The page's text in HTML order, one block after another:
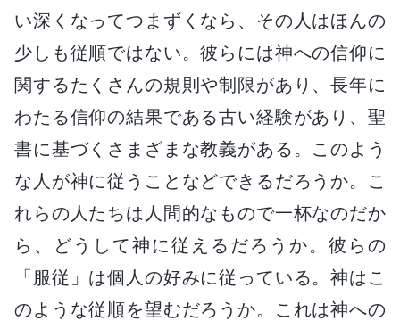
い深くなってつまずくなら、その人はほんの
少しも従順ではない。彼らには神への信仰に
関するたくさんの規則や制限があり、長年に
わたる信仰の結果である古い経験があり、聖
書に基づくさまざまな教義がある。このよう
な人が神に従うことなどできるだろうか。こ
れらの人たちは人間的なもので一杯なのだか
ら、どうして神に従えるだろうか。彼らの
「服従」は個人の好みに従っている。神はこ
のような従順を望むだろうか。これは神への